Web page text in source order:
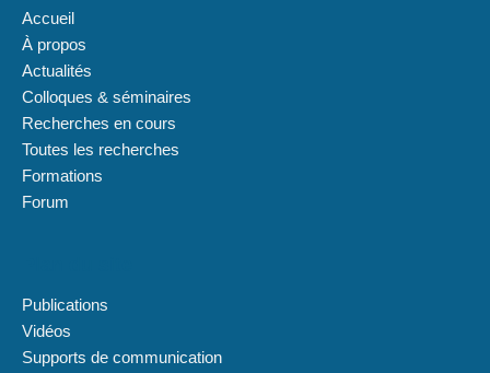
Accueil
À propos
Actualités
Colloques & séminaires
Recherches en cours
Toutes les recherches
Formations
Forum
Publications
Vidéos
Supports de communication